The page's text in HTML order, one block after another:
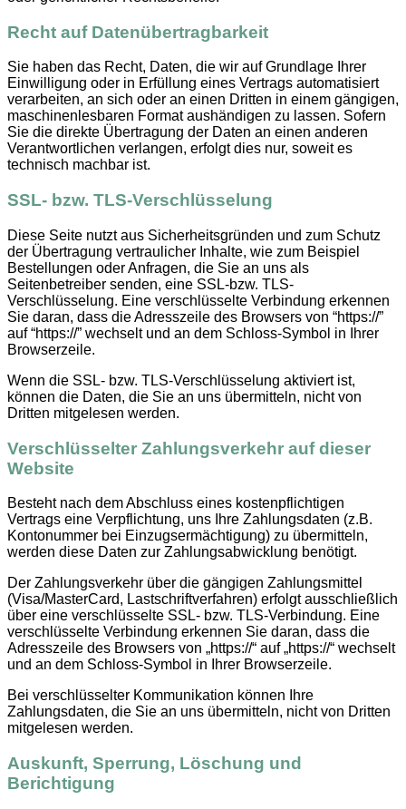
Recht auf Datenübertragbarkeit
Sie haben das Recht, Daten, die wir auf Grundlage Ihrer
Einwilligung oder in Erfüllung eines Vertrags automatisiert
verarbeiten, an sich oder an einen Dritten in einem gängigen,
maschinenlesbaren Format aushändigen zu lassen. Sofern
Sie die direkte Übertragung der Daten an einen anderen
Verantwortlichen verlangen, erfolgt dies nur, soweit es
technisch machbar ist.
SSL- bzw. TLS-Verschlüsselung
Diese Seite nutzt aus Sicherheitsgründen und zum Schutz
der Übertragung vertraulicher Inhalte, wie zum Beispiel
Bestellungen oder Anfragen, die Sie an uns als
Seitenbetreiber senden, eine SSL-bzw. TLS-
Verschlüsselung. Eine verschlüsselte Verbindung erkennen
Sie daran, dass die Adresszeile des Browsers von “https://”
auf “https://” wechselt und an dem Schloss-Symbol in Ihrer
Browserzeile.
Wenn die SSL- bzw. TLS-Verschlüsselung aktiviert ist,
können die Daten, die Sie an uns übermitteln, nicht von
Dritten mitgelesen werden.
Verschlüsselter Zahlungsverkehr auf dieser
Website
Besteht nach dem Abschluss eines kostenpflichtigen
Vertrags eine Verpflichtung, uns Ihre Zahlungsdaten (z.B.
Kontonummer bei Einzugsermächtigung) zu übermitteln,
werden diese Daten zur Zahlungsabwicklung benötigt.
Der Zahlungsverkehr über die gängigen Zahlungsmittel
(Visa/MasterCard, Lastschriftverfahren) erfolgt ausschließlich
über eine verschlüsselte SSL- bzw. TLS-Verbindung. Eine
verschlüsselte Verbindung erkennen Sie daran, dass die
Adresszeile des Browsers von „https://“ auf „https://“ wechselt
und an dem Schloss-Symbol in Ihrer Browserzeile.
Bei verschlüsselter Kommunikation können Ihre
Zahlungsdaten, die Sie an uns übermitteln, nicht von Dritten
mitgelesen werden.
Auskunft, Sperrung, Löschung und
Berichtigung